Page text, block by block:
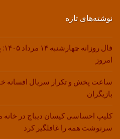
نوشته‌های تازه
امروز
ساعت پخش و تکرار سریال افسانه
بازیگران
کلیپ احساسی کیسان دیباج در خانه
سرنوشت همه را غافلگیر کرد